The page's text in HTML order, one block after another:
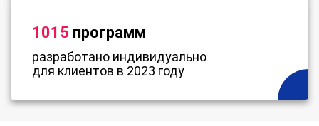
1015 программ
разработано индивидуально
для клиентов в 2023 году